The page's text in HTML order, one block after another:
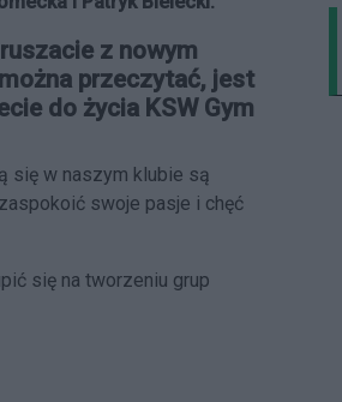
z nowym
przeczytać, jest
do życia KSW Gym
się w naszym klubie są
swoje pasje i chęć
się na tworzeniu grup